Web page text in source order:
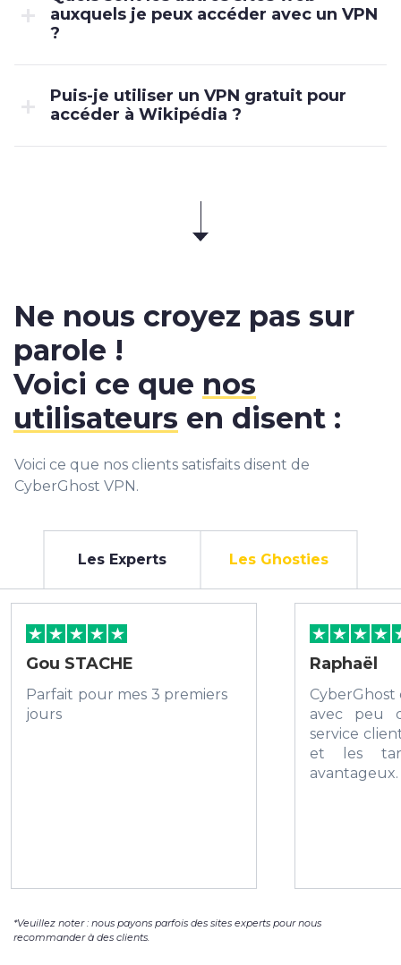
auxquels je peux accéder avec un VPN
?
Puis-je utiliser un VPN gratuit pour
accéder à Wikipédia ?
Ne nous croyez pas sur
parole !
Voici ce que nos
utilisateurs en disent :
Voici ce que nos clients satisfaits disent de
CyberGhost VPN.
Les Experts Les Ghosties
Gou STACHE
Parfait pour mes 3 premiers
jours
Raphaël
avec peu
service
et les
*Veuillez noter : nous payons parfois des sites experts pour nous
recommander à des clients.